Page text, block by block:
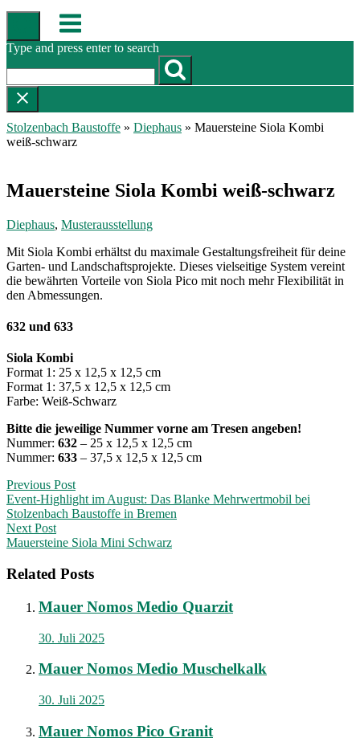
Skip
content
Menu
Type and press enter to search
Stolzenbach Baustoffe » Diephaus » Mauersteine Siola Kombi
weiß-schwarz
Mauersteine Siola Kombi weiß-schwarz
Diephaus, Musterausstellung
Mit Siola Kombi erhältst du maximale Gestaltungsfreiheit für deine
Garten- und Landschaftsprojekte. Dieses vielseitige System vereint
die bewährten Vorteile von Siola Pico mit noch mehr Flexibilität in
den Abmessungen.
632 und 633
Siola Kombi
Format 1: 25 x 12,5 x 12,5 cm
Format 1: 37,5 x 12,5 x 12,5 cm
Farbe: Weiß-Schwarz
Bitte die jeweilige Nummer vorne am Tresen angeben!
Nummer: 632 – 25 x 12,5 x 12,5 cm
Nummer: 633 – 37,5 x 12,5 x 12,5 cm
Post
navigation
Previous Post
Event-Highlight im August: Das Blanke Mehrwertmobil bei
Stolzenbach Baustoffe in Bremen
Next Post
Mauersteine Siola Mini Schwarz
Related Posts
Mauer Nomos Medio Quarzit
30. Juli 2025
Mauer Nomos Medio Muschelkalk
30. Juli 2025
Mauer Nomos Pico Granit